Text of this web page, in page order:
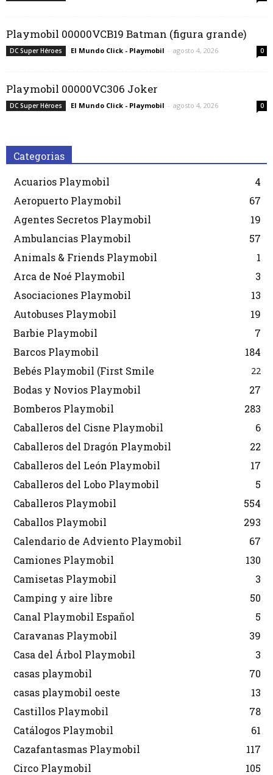
Playmobil 00000VCB19 Batman (figura grande)
DC Super Héroes El Mundo Click - Playmobil - agosto 4, 2026 0
Playmobil 00000VC306 Joker
DC Super Héroes El Mundo Click - Playmobil - agosto 4, 2026 0
Categorias
Acuarios Playmobil
4
Aeropuerto Playmobil
67
Agentes Secretos Playmobil
19
Ambulancias Playmobil
57
Animals & Friends Playmobil
1
Arca de Noé Playmobil
3
Asociaciones Playmobil
13
Autobuses Playmobil
19
Barbie Playmobil
7
Barcos Playmobil
184
Bebés Playmobil (First Smile
22
Bodas y Novios Playmobil
27
Bomberos Playmobil
283
Caballeros del Cisne Playmobil
6
Caballeros del Dragón Playmobil
22
Caballeros del León Playmobil
17
Caballeros del Lobo Playmobil
5
Caballeros Playmobil
554
Caballos Playmobil
293
Calendario de Adviento Playmobil
67
Camiones Playmobil
130
Camisetas Playmobil
3
Camping y aire libre
50
Canal Playmobil Español
5
Caravanas Playmobil
39
Casa del Árbol Playmobil
3
casas playmobil
70
casas playmobil oeste
13
Castillos Playmobil
78
Catálogos Playmobil
61
Cazafantasmas Playmobil
117
Circo Playmobil
105